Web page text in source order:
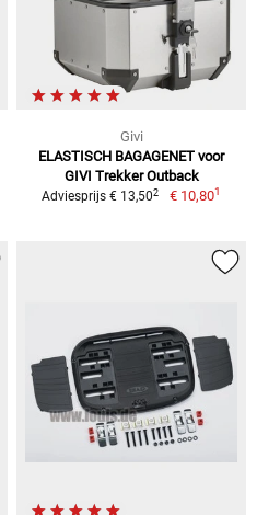
Givi
ELASTISCH BAGAGENET voor
GIVI Trekker Outback
Adviesprijs € 13,502 € 10,801